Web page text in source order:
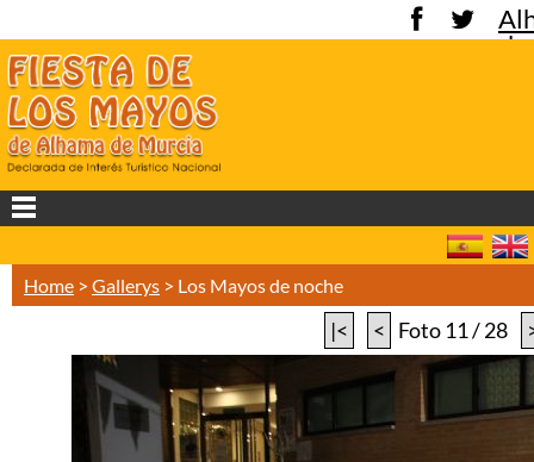
de
Home > Gallerys > Los Mayos de noche
|< < Foto 11 / 28